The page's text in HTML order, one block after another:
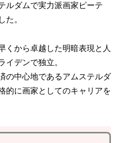
ルダムで実力派画家ピーテ
た。
くから卓越した明暗表現と人
イデンで独立。
の中心地であるアムステルダ
的に画家としてのキャリアを